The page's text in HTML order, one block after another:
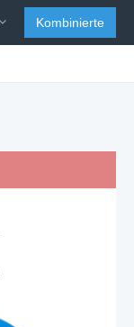
Kombinierte